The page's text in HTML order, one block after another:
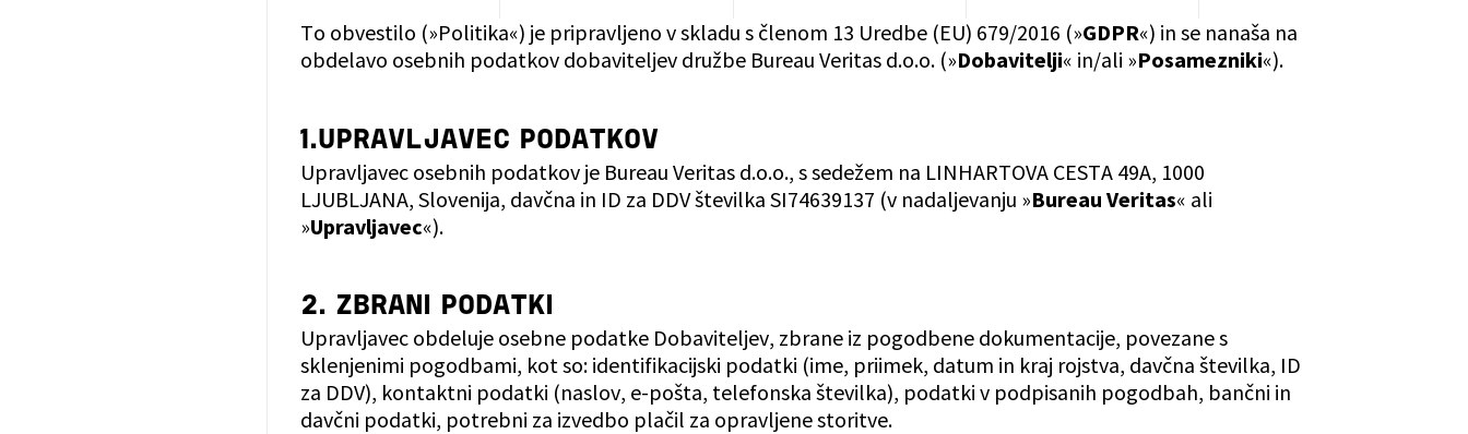
To obvestilo (»Politika«) je pripravljeno v skladu s členom 13 Uredbe (EU) 679/2016 (»GDPR«) in se nanaša na
obdelavo osebnih podatkov dobaviteljev družbe Bureau Veritas d.o.o. (»Dobavitelji« in/ali »Posamezniki«).
1.UPRAVLJAVEC PODATKOV
Upravljavec osebnih podatkov je Bureau Veritas d.o.o., s sedežem na LINHARTOVA CESTA 49A, 1000
LJUBLJANA, Slovenija, davčna in ID za DDV številka SI74639137 (v nadaljevanju »Bureau Veritas« ali
»Upravljavec«).
2. ZBRANI PODATKI
Upravljavec obdeluje osebne podatke Dobaviteljev, zbrane iz pogodbene dokumentacije, povezane s
sklenjenimi pogodbami, kot so: identifikacijski podatki (ime, priimek, datum in kraj rojstva, davčna številka, ID
za DDV), kontaktni podatki (naslov, e‑pošta, telefonska številka), podatki v podpisanih pogodbah, bančni in
davčni podatki, potrebni za izvedbo plačil za opravljene storitve.